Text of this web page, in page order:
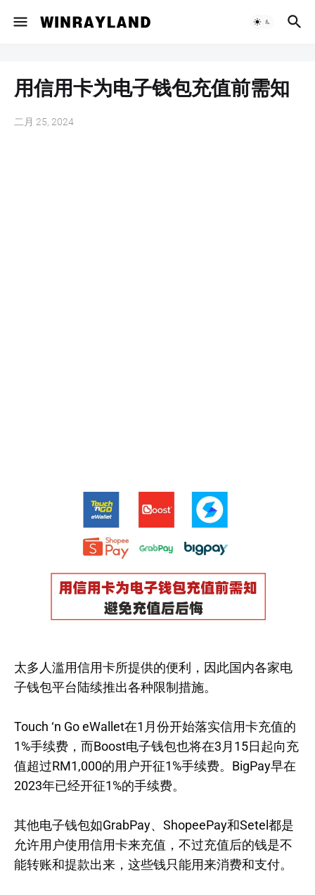
用信用卡为电子钱包充值前需知
二月 25, 2024
太多人滥用信用卡所提供的便利，因此国内各家电
子钱包平台陆续推出各种限制措施。
Touch ‘n Go eWallet在1月份开始落实信用卡充值的
1%手续费，而Boost电子钱包也将在3月15日起向充
值超过RM1,000的用户开征1%手续费。BigPay早在
2023年已经开征1%的手续费。
其他电子钱包如GrabPay、ShopeePay和Setel都是
允许用户使用信用卡来充值，不过充值后的钱是不
能转账和提款出来，这些钱只能用来消费和支付。